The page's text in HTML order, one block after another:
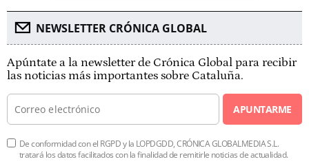
NEWSLETTER CRÓNICA GLOBAL
Apúntate a la newsletter de Crónica Global para recibir
las noticias más importantes sobre Cataluña.
APUNTARME
De conformidad con el RGPD y la LOPDGDD, CRÓNICA GLOBALMEDIA S.L.
tratará los datos facilitados con la finalidad de remitirle noticias de actualidad.